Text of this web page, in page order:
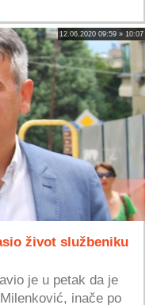
12.06.2020 09:59 » 10:07
život službeniku
je u petak da je
inače po